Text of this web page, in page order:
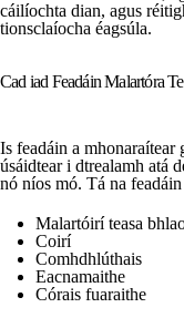
cáilíochta dian, agus
tionsclaíocha éagsúla.
Cad iad Feadáin Malartóra
Is feadáin a mhonaraítear
úsáidtear i dtrealamh atá
nó níos mó. Tá na
Malartóirí teasa
Coirí
Comhdhlúthais
Eacnamaithe
Córais fuaraithe